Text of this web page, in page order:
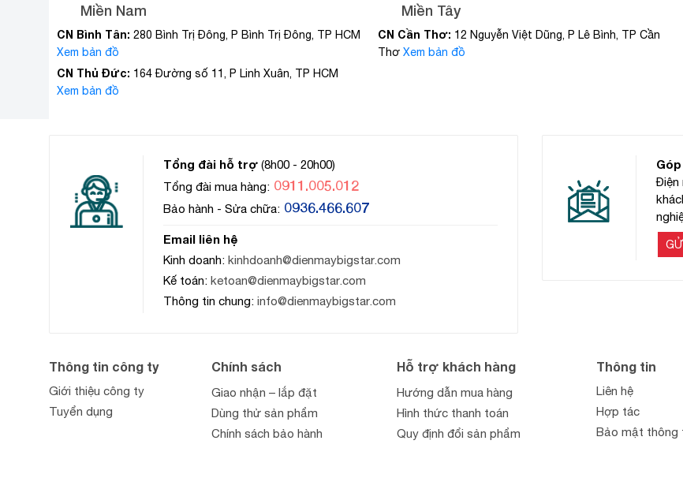
Miền Nam
CN Bình Tân: 280 Bình Trị Đông, P Bình Trị Đông, TP HCM
Xem bản đồ
CN Thủ Đức: 164 Đường số 11, P Linh Xuân, TP HCM
Xem bản đồ
Miền Tây
CN Cần Thơ: 12 Nguyễn Việt Dũng, P Lê Bình, TP Cần
Thơ Xem bản đồ
Tổng đài hỗ trợ (8h00 - 20h00)
Tổng đài mua hàng: 0911.005.012
Bảo hành - Sửa chữa: 0936.466.607
Email liên hệ
Kinh doanh: kinhdoanh@dienmaybigstar.com
Kế toán: ketoan@dienmaybigstar.com
Thông tin chung: info@dienmaybigstar.com
Điện
Thông tin công ty
Giới thiệu công ty
Tuyển dụng
Chính sách
Giao nhận – lắp đặt
Dùng thử sản phẩm
Chính sách bảo hành
Hỗ trợ khách hàng
Hướng dẫn mua hàng
Hình thức thanh toán
Quy định đổi sản phẩm
Thông tin
Liên hệ
Hợp tác
Bảo mật thông